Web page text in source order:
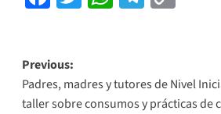
Previous:
Padres, madres y tutores de Nivel
taller sobre consumos y prácticas de